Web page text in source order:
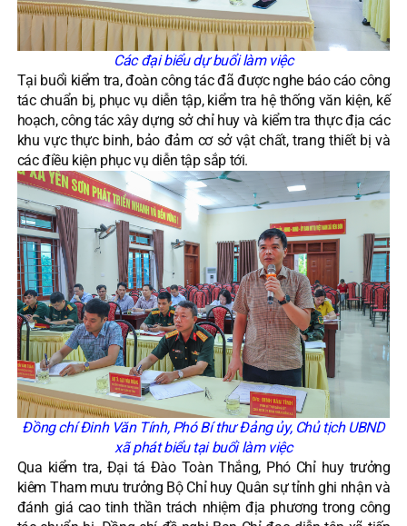
Các đại biểu dự buổi làm việc
Tại buổi kiểm tra, đoàn công tác đã được nghe báo cáo công
tác chuẩn bị, phục vụ diễn tập, kiểm tra hệ thống văn kiện, kế
hoạch, công tác xây dựng sở chỉ huy và kiểm tra thực địa các
khu vực thực binh, bảo đảm cơ sở vật chất, trang thiết bị và
các điều kiện phục vụ diễn tập sắp tới.
Đồng chí Đinh Văn Tính, Phó Bí thư Đảng ủy, Chủ tịch UBND
xã phát biểu tại buổi làm việc
Qua kiểm tra, Đại tá Đào Toàn Thắng, Phó Chỉ huy trưởng
kiêm Tham mưu trưởng Bộ Chỉ huy Quân sự tỉnh ghi nhận và
đánh giá cao tinh thần trách nhiệm địa phương trong công